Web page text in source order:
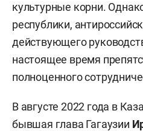
культурные корни.
республики,
действующего
настоящее время
полноценного
В августе 2022 года в
бывшая глава Гагаузии